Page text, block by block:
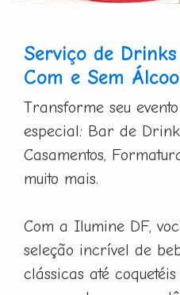
Serviço de
Com e Sem
Transforme seu
especial: Bar de
Casamentos,
muito mais.
Com a Ilumine DF,
seleção incrível de
clássicas até